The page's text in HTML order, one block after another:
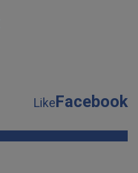
LikeFacebook